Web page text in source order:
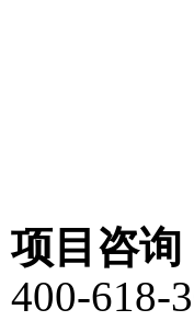
项目咨询
400-618-